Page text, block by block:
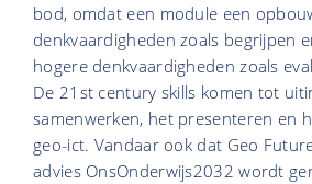
bod, omdat een module een
denkvaardigheden zoals begrijpen
hogere denkvaardigheden zoals
De 21st century skills komen tot
samenwerken, het presenteren en
geo-ict. Vandaar ook dat Geo
advies OnsOnderwijs2032 wordt